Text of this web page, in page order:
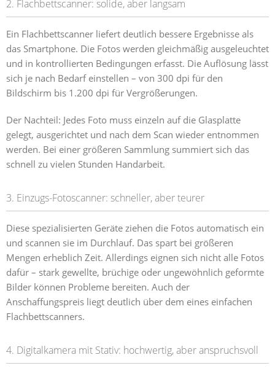
2. Flachbettscanner: solide, aber langsam
Ein Flachbettscanner liefert deutlich bessere Ergebnisse als
das Smartphone. Die Fotos werden gleichmäßig ausgeleuchtet
und in kontrollierten Bedingungen erfasst. Die Auflösung lässt
sich je nach Bedarf einstellen – von 300 dpi für den
Bildschirm bis 1.200 dpi für Vergrößerungen.
Der Nachteil: Jedes Foto muss einzeln auf die Glasplatte
gelegt, ausgerichtet und nach dem Scan wieder entnommen
werden. Bei einer größeren Sammlung summiert sich das
schnell zu vielen Stunden Handarbeit.
3. Einzugs-Fotoscanner: schneller, aber teurer
Diese spezialisierten Geräte ziehen die Fotos automatisch ein
und scannen sie im Durchlauf. Das spart bei größeren
Mengen erheblich Zeit. Allerdings eignen sich nicht alle Fotos
dafür – stark gewellte, brüchige oder ungewöhnlich geformte
Bilder können Probleme bereiten. Auch der
Anschaffungspreis liegt deutlich über dem eines einfachen
Flachbettscanners.
4. Digitalkamera mit Stativ: hochwertig, aber anspruchsvoll